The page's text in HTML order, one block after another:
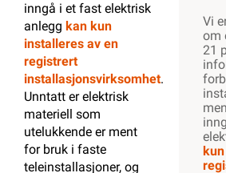
inngå i et fast elektrisk
anlegg kan kun
installeres av en
registrert
installasjonsvirksomhet.
Unntatt er elektrisk
materiell som
utelukkende er ment
for bruk i faste
teleinstallasjoner, og
Vi
om
21